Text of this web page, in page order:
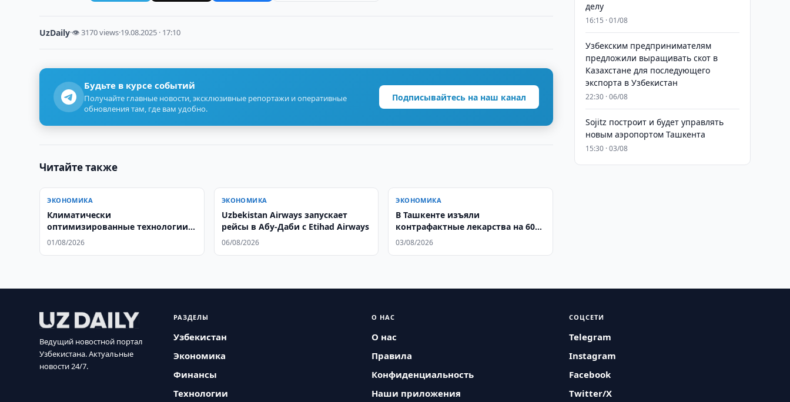
UzDaily·👁 3170 views·19.08.2025 · 17:10
Будьте в курсе событий
Получайте главные новости, эксклюзивные репортажи и оперативные
обновления там, где вам удобно.
Подписывайтесь на наш канал
Читайте также
ЭКОНОМИКА
Климатически
оптимизированные технологии
укрепляют устойчивость
01/08/2026
ЭКОНОМИКА
Uzbekistan Airways запускает
рейсы в Абу-Даби с Etihad Airways
06/08/2026
ЭКОНОМИКА
В Ташкенте изъяли
контрафактные лекарства на 600
млн. сумов
03/08/2026
делу
16:15 · 01/08
Узбекским предпринимателям
предложили выращивать скот в
Казахстане для последующего
экспорта в Узбекистан
22:30 · 06/08
Sojitz построит и будет управлять
новым аэропортом Ташкента
15:30 · 03/08
Ведущий новостной портал
Узбекистана. Актуальные
новости 24/7.
РАЗДЕЛЫ
Узбекистан
Экономика
Финансы
Технологии
О НАС
О нас
Правила
Конфиденциальность
Наши приложения
СОЦСЕТИ
Telegram
Instagram
Facebook
Twitter/X